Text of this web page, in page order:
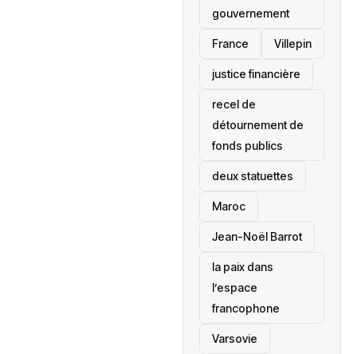
gouvernement
France Villepin
justice financière
recel de
détournement de
fonds publics
deux statuettes
Maroc
Jean-Noël Barrot
la paix dans
l’espace
francophone
‎Varsovie